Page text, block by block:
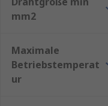
mm2
Maximale
Betriebstemperat
ur